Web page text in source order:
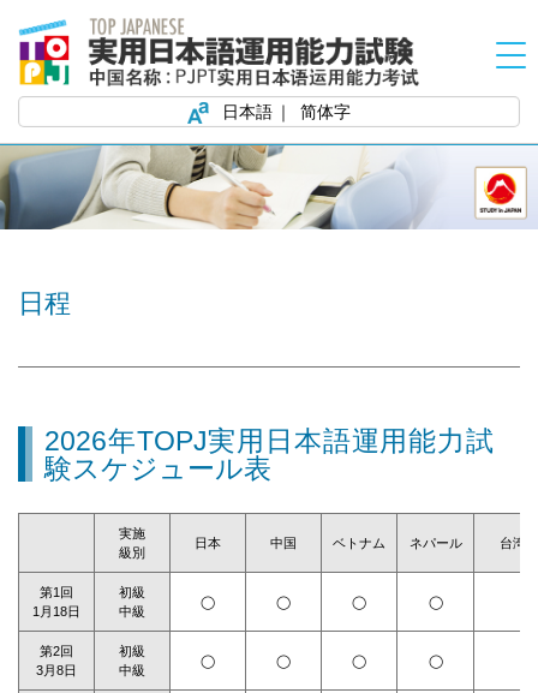
日本語 简体字
日程
2026年TOPJ実用日本語運用能力試
験スケジュール表
実施
級別
日本 中国 ベトナム ネパール 台湾
第1回
1月18日
初級
中級
◯ ◯ ◯ ◯
第2回
3月8日
初級
中級
◯ ◯ ◯ ◯